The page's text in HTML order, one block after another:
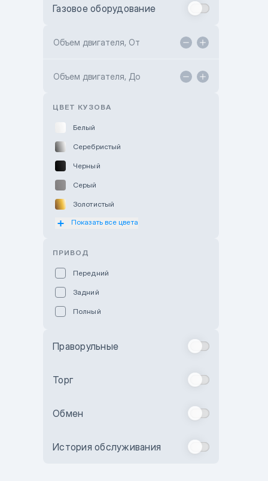
Toyota Kokshetau
Hyundai ShymCity
Газовое оборудование
Объем двигателя, От
Объем двигателя, До
ЦВЕТ КУЗОВА
Белый
Серебристый
Черный
Серый
Золотистый
Оранжевый
Бежевый
Комбинированный
Показать все цвета
ПРИВОД
Передний
Задний
Полный
Праворульные
Торг
Обмен
История обслуживания